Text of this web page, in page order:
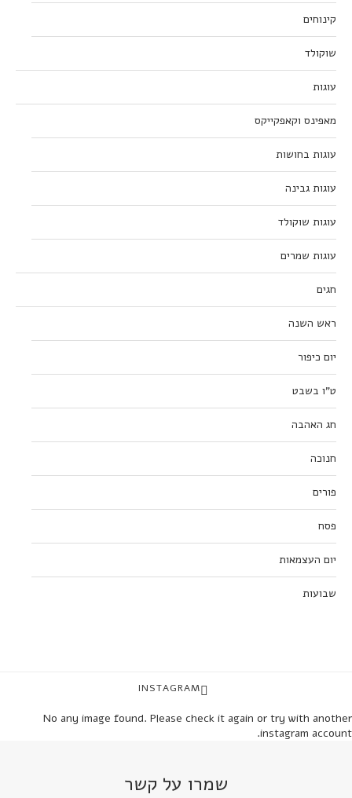
קינוחים
שוקולד
עוגות
מאפינס וקאפקייקס
עוגות בחושות
עוגות גבינה
עוגות שוקולד
עוגות שמרים
חגים
ראש השנה
יום כיפור
ט”ו בשבט
חג האהבה
חנוכה
פורים
פסח
יום העצמאות
שבועות
INSTAGRAM
No any image found. Please check it again or try with another
instagram account.
שמרו על קשר